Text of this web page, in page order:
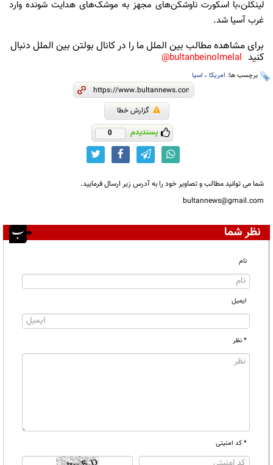
لینکلن،با اسکورت ناوشکن‌های مجهز به موشک‌های هدایت شونده وارد
غرب آسیا شد.
برای مشاهده مطالب بین الملل ما را در کانال بولتن بین الملل دنبال
کنید bultanbeinolmelal@
برچسب ها: امریکا ، اسیا
گزارش خطا
پسندیدم 0
شما می توانید مطالب و تصاویر خود را به آدرس زیر ارسال فرمایید.
bultannews@gmail.com
نظر شما
نام
ایمیل
* نظر
* کد امنیتی